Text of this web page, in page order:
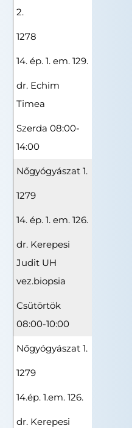
2.
1278
14. ép. 1. em. 129.
dr. Echim
Timea
Szerda 08:00-
14:00
Nőgyógyászat 1.
1279
14. ép. 1. em. 126.
dr. Kerepesi
Judit UH
vez.biopsia
Csütörtök
08:00-10:00
Nőgyógyászat 1.
1279
14.ép. 1.em. 126.
dr. Kerepesi